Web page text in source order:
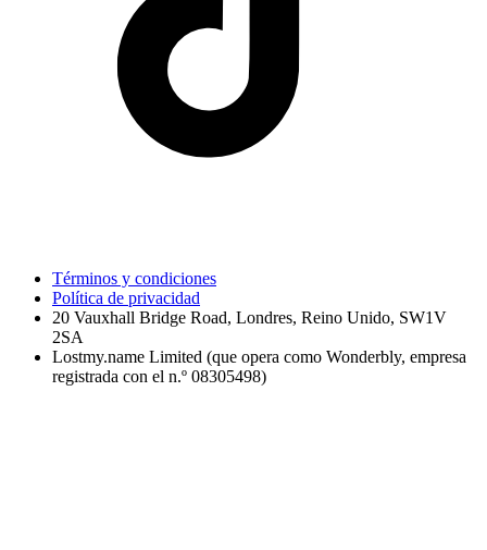
Términos y condiciones
Política de privacidad
20 Vauxhall Bridge Road, Londres, Reino Unido, SW1V
2SA
Lostmy.name Limited (que opera como Wonderbly, empresa
registrada con el n.º 08305498)